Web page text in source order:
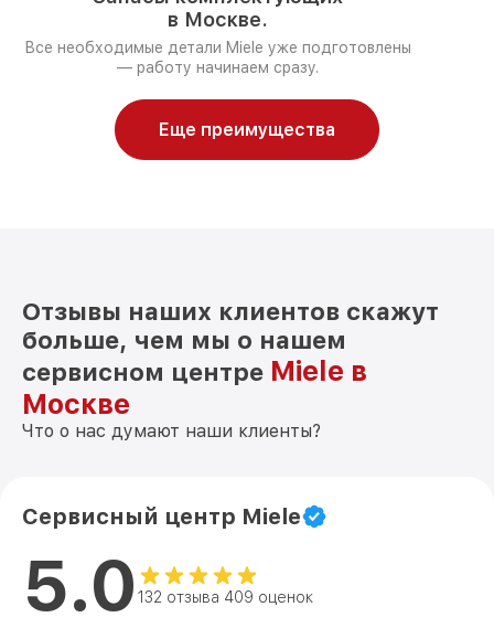
в Москве.
Все необходимые детали Miele уже подготовлены
— работу начинаем сразу.
Еще преимущества
Отзывы наших клиентов скажут
больше, чем мы о нашем
сервисном центре Miele в
Москве
Что о нас думают наши клиенты?
Сервисный центр Miele
5.0 132 отзыва 409 оценок